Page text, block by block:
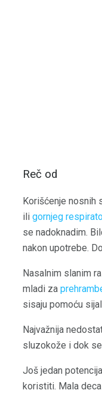
Reč od
Korišćenje nosnih
ili gornjeg
se nadoknadim.
nakon upotrebe.
Nasalnim slanim
mladi za
sisaju pomoću
Najvažnija
sluzokože i dok
Još jedan
koristiti. Mala